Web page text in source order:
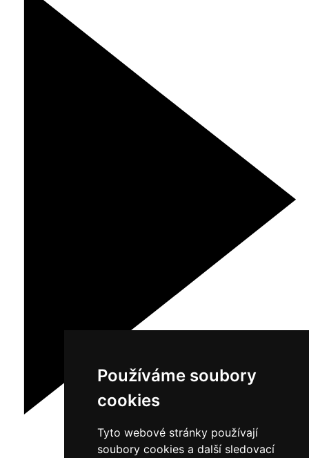
Používáme soubory
cookies
Tyto webové stránky používají
soubory cookies a další sledovací